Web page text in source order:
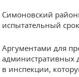
Симоновский
испытательный
Аргументами для
административных
в инспекции,